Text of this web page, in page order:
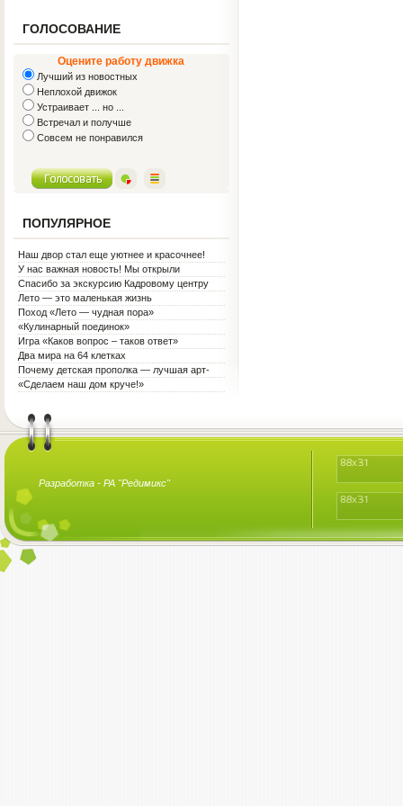
ГОЛОСОВАНИЕ
Оцените работу движка
Лучший из новостных
Неплохой движок
Устраивает ... но ...
Встречал и получше
Совсем не понравился
ПОПУЛЯРНОЕ
Наш двор стал еще уютнее и красочнее!
У нас важная новость! Мы открыли
Социальную гостиную.
Спасибо за экскурсию Кадровому центру
Лето — это маленькая жизнь
Поход «Лето — чудная пора»
«Кулинарный поединок»
Игра «Каков вопрос – таков ответ»
Два мира на 64 клетках
Почему детская прополка — лучшая арт-
терапия для воспитателя?
«Сделаем наш дом круче!»
Разработка - РА "Редимикс"